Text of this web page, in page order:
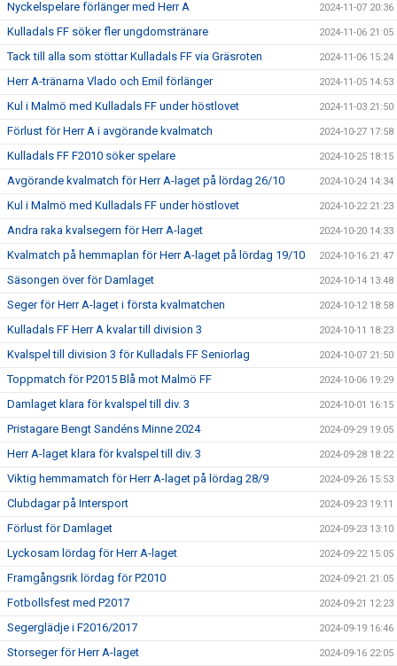
Nyckelspelare förlänger med Herr A 2024-11-07 20:36
Kulladals FF söker fler ungdomstränare 2024-11-06 21:05
Tack till alla som stöttar Kulladals FF via Gräsroten 2024-11-06 15:24
Herr A-tränarna Vlado och Emil förlänger 2024-11-05 14:53
Kul i Malmö med Kulladals FF under höstlovet 2024-11-03 21:50
Förlust för Herr A i avgörande kvalmatch 2024-10-27 17:58
Kulladals FF F2010 söker spelare 2024-10-25 18:15
Avgörande kvalmatch för Herr A-laget på lördag 26/10 2024-10-24 14:34
Kul i Malmö med Kulladals FF under höstlovet 2024-10-22 21:23
Andra raka kvalsegern för Herr A-laget 2024-10-20 14:33
Kvalmatch på hemmaplan för Herr A-laget på lördag 19/10 2024-10-16 21:47
Säsongen över för Damlaget 2024-10-14 13:48
Seger för Herr A-laget i första kvalmatchen 2024-10-12 18:58
Kulladals FF Herr A kvalar till division 3 2024-10-11 18:23
Kvalspel till division 3 för Kulladals FF Seniorlag 2024-10-07 21:50
Toppmatch för P2015 Blå mot Malmö FF 2024-10-06 19:29
Damlaget klara för kvalspel till div. 3 2024-10-01 16:15
Pristagare Bengt Sandéns Minne 2024 2024-09-29 19:05
Herr A-laget klara för kvalspel till div. 3 2024-09-28 18:22
Viktig hemmamatch för Herr A-laget på lördag 28/9 2024-09-26 15:53
Clubdagar på Intersport 2024-09-23 19:11
Förlust för Damlaget 2024-09-23 13:10
Lyckosam lördag för Herr A-laget 2024-09-22 15:05
Framgångsrik lördag för P2010 2024-09-21 21:05
Fotbollsfest med P2017 2024-09-21 12:23
Segerglädje i F2016/2017 2024-09-19 16:46
Storseger för Herr A-laget 2024-09-16 22:05